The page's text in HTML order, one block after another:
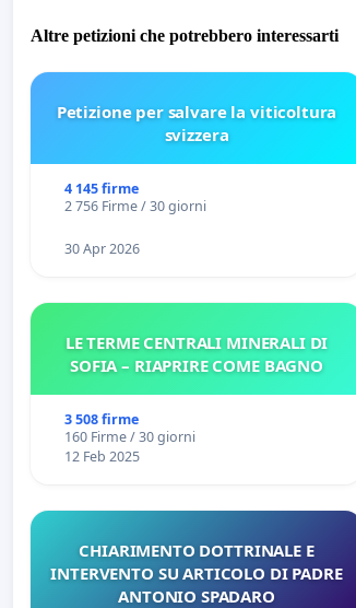
Altre petizioni che potrebbero interessarti
Petizione per salvare la viticoltura
svizzera
4 145 firme
2 756 Firme / 30 giorni
30 Apr 2026
LE TERME CENTRALI MINERALI DI
SOFIA – RIAPRIRE COME BAGNO
3 508 firme
160 Firme / 30 giorni
12 Feb 2025
CHIARIMENTO DOTTRINALE E
INTERVENTO SU ARTICOLO DI PADRE
ANTONIO SPADARO